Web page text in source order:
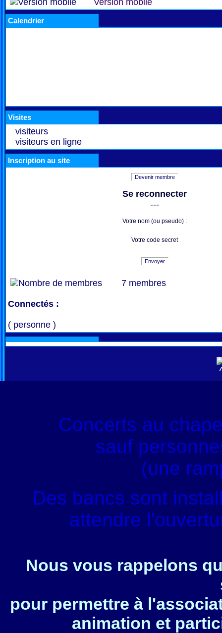
Version mobile
Calendrier
Visites
visiteurs
visiteurs en ligne
Inscription au site
Devenir membre
Se reconnecter
---
Votre nom (ou pseudo) :
Votre code secret
Envoyer
7 membres
Connectés :
( personne )
Concerts au
sauf
(une
Des bancs sont
attendre
Nous vous rappelons
pour permettre à
animation et